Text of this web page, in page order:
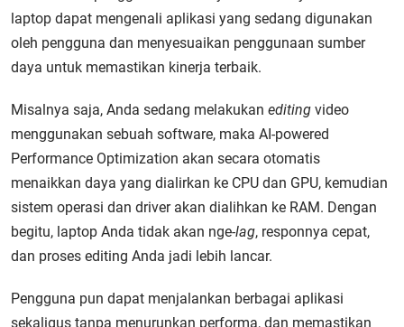
laptop dapat mengenali aplikasi yang sedang digunakan
oleh pengguna dan menyesuaikan penggunaan sumber
daya untuk memastikan kinerja terbaik.
Misalnya saja, Anda sedang melakukan editing video
menggunakan sebuah software, maka AI-powered
Performance Optimization akan secara otomatis
menaikkan daya yang dialirkan ke CPU dan GPU, kemudian
sistem operasi dan driver akan dialihkan ke RAM. Dengan
begitu, laptop Anda tidak akan nge-lag, responnya cepat,
dan proses editing Anda jadi lebih lancar.
Pengguna pun dapat menjalankan berbagai aplikasi
sekaligus tanpa menurunkan performa, dan memastikan